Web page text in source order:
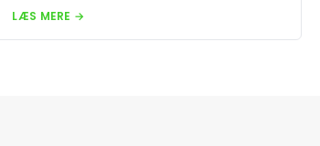
LÆS MERE →